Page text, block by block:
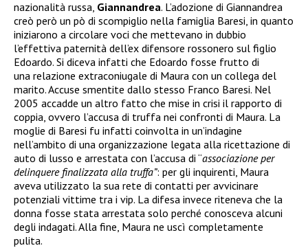
nazionalità russa, Giannandrea. L’adozione di Giannandrea
creò però un pò di scompiglio nella famiglia Baresi, in quanto
iniziarono a circolare voci che mettevano in dubbio
l’effettiva paternità dell’ex difensore rossonero sul figlio
Edoardo. Si diceva infatti che Edoardo fosse frutto di
una relazione extraconiugale di Maura con un collega del
marito. Accuse smentite dallo stesso Franco Baresi. Nel
2005 accadde un altro fatto che mise in crisi il rapporto di
coppia, ovvero l’accusa di truffa nei confronti di Maura. La
moglie di Baresi fu infatti coinvolta in un’indagine
nell’ambito di una organizzazione legata alla ricettazione di
auto di lusso e arrestata con l’accusa di “associazione per
delinquere finalizzata alla truffa”: per gli inquirenti, Maura
aveva utilizzato la sua rete di contatti per avvicinare
potenziali vittime tra i vip. La difesa invece riteneva che la
donna fosse stata arrestata solo perché conosceva alcuni
degli indagati. Alla fine, Maura ne uscì completamente
pulita.